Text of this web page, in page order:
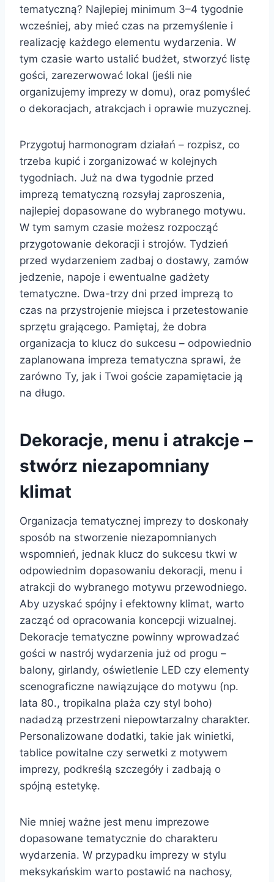
tematyczną? Najlepiej minimum 3–4 tygodnie
wcześniej, aby mieć czas na przemyślenie i
realizację każdego elementu wydarzenia. W
tym czasie warto ustalić budżet, stworzyć listę
gości, zarezerwować lokal (jeśli nie
organizujemy imprezy w domu), oraz pomyśleć
o dekoracjach, atrakcjach i oprawie muzycznej.
Przygotuj harmonogram działań – rozpisz, co
trzeba kupić i zorganizować w kolejnych
tygodniach. Już na dwa tygodnie przed
imprezą tematyczną rozsyłaj zaproszenia,
najlepiej dopasowane do wybranego motywu.
W tym samym czasie możesz rozpocząć
przygotowanie dekoracji i strojów. Tydzień
przed wydarzeniem zadbaj o dostawy, zamów
jedzenie, napoje i ewentualne gadżety
tematyczne. Dwa-trzy dni przed imprezą to
czas na przystrojenie miejsca i przetestowanie
sprzętu grającego. Pamiętaj, że dobra
organizacja to klucz do sukcesu – odpowiednio
zaplanowana impreza tematyczna sprawi, że
zarówno Ty, jak i Twoi goście zapamiętacie ją
na długo.
Dekoracje, menu i atrakcje –
stwórz niezapomniany
klimat
Organizacja tematycznej imprezy to doskonały
sposób na stworzenie niezapomnianych
wspomnień, jednak klucz do sukcesu tkwi w
odpowiednim dopasowaniu dekoracji, menu i
atrakcji do wybranego motywu przewodniego.
Aby uzyskać spójny i efektowny klimat, warto
zacząć od opracowania koncepcji wizualnej.
Dekoracje tematyczne powinny wprowadzać
gości w nastrój wydarzenia już od progu –
balony, girlandy, oświetlenie LED czy elementy
scenograficzne nawiązujące do motywu (np.
lata 80., tropikalna plaża czy styl boho)
nadadzą przestrzeni niepowtarzalny charakter.
Personalizowane dodatki, takie jak winietki,
tablice powitalne czy serwetki z motywem
imprezy, podkreślą szczegóły i zadbają o
spójną estetykę.
Nie mniej ważne jest menu imprezowe
dopasowane tematycznie do charakteru
wydarzenia. W przypadku imprezy w stylu
meksykańskim warto postawić na nachosy,